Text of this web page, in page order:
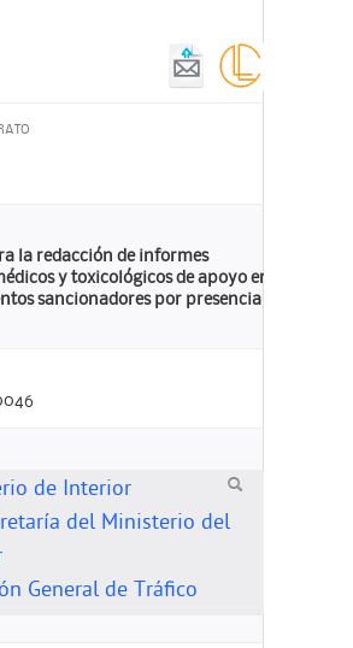
la redacción de informes
y toxicológicos de apoyo en
sancionadores por presencia
de Interior
del Ministerio del
General de Tráfico